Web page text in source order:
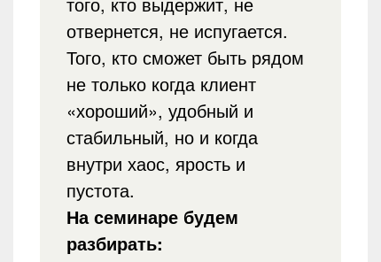
отвернется, не испугается.
Того, кто сможет быть рядом
не только когда клиент
«хороший», удобный и
стабильный, но и когда
внутри хаос, ярость и
пустота.
На семинаре будем
разбирать: